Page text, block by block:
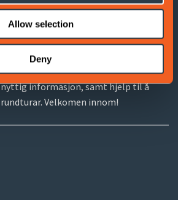
Allow selection
Deny
ligg ved Voss stasjon, på bakkeplan
nyttig informasjon, samt hjelp til å
Velkomen innom!